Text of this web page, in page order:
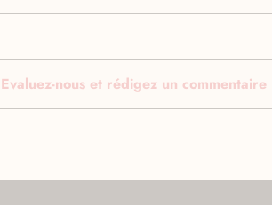
Evaluez-nous et rédigez un commentaire